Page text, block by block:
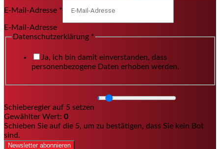
E-Mail-Adresse *
E-Mail-Adresse
Datenschutzerklärung *
Ja, ich bin damit einverstanden, dass
personenbezogene Daten erhoben werden.
Schieberegler auf 5 setzen
Gewählter Wert: 0
Schieben Sie auf die 5, um zu bestätigen, dass Sie kein Bot
sind.
Newsletter abonnieren